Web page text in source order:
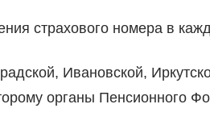
страхового номера в
Ивановской,
органы Пенсионного